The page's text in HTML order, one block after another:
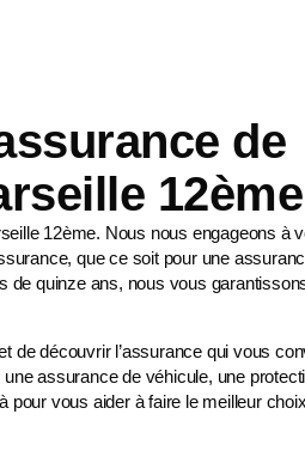
de
12ème
12ème. Nous nous engageons à
que ce soit pour une
de quinze ans, nous vous
de découvrir l’assurance qui vous
assurance de véhicule, une
pour vous aider à faire le meilleur